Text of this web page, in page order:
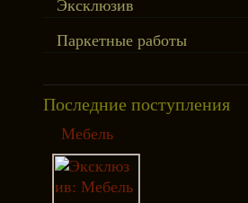
Эксклюзив
Паркетные работы
Последние поступления
Мебель